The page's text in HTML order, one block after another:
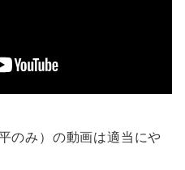
のみ）の動画は適当にや